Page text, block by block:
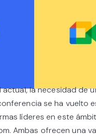
actual, la necesidad de
se ha vuelto
líderes en este
Ambas ofrecen una